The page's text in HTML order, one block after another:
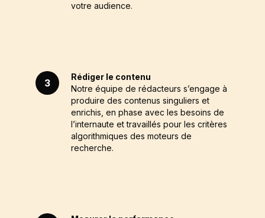
votre audience.
3
Rédiger le contenu
Notre équipe de rédacteurs s’engage à
produire des contenus singuliers et
enrichis, en phase avec les besoins de
l’internaute et travaillés pour les critères
algorithmiques des moteurs de
recherche.